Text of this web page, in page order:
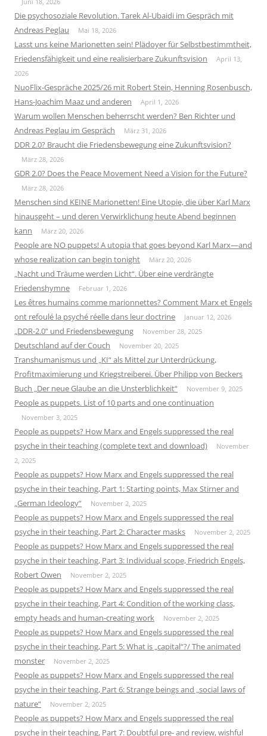
Die psychosoziale Revolution. Tarek Al-Ubaidi im Gespräch mit
Andreas Peglau
Mai 18, 2026
Lasst uns keine Marionetten sein! Plädoyer für Selbstbestimmtheit,
Friedensfähigkeit und eine realisierbare Zukunftsvision
April 13,
2026
NuoFlix-Gespräche 2025/26 mit Robert Stein, Henning Rosenbusch,
Hans-Joachim Maaz und anderen
April 1, 2026
Warum wollen Menschen beherrscht werden? Ben Richter und
Andreas Peglau im Gespräch
März 31, 2026
DDR 2.0? Braucht die Friedensbewegung eine Zukunftsvision?
März 28, 2026
GDR 2.0? Does the Peace Movement Need a Vision for the Future?
März 28, 2026
Menschen sind KEINE Marionetten! Eine Utopie, die über Karl Marx
hinausgeht – und deren Verwirklichung heute Abend beginnen
kann
März 20, 2026
People are NO puppets! A utopia that goes beyond Karl Marx—and
whose realization can begin tonight
März 20, 2026
„Nacht und Träume werden Licht“. Über eine verdrängte
Friedenshymne
Februar 1, 2026
Les êtres humains comme marionnettes? Comment Marx et Engels
ont refoulé la psyché réelle dans leur doctrine
Januar 12, 2026
„DDR-2.0“ und Friedensbewegung November 28, 2025
Deutschland auf der Couch November 20, 2025
Transhumanismus und „KI“ als Mittel zur Unterdrückung,
Profitmaximierung und Kriegstreiberei. Über Philipp von Beckers
Buch „Der neue Glaube an die Unsterblichkeit“
November 9, 2025
People as puppets. List of 10 parts and one continuation
November 3, 2025
People as puppets? How Marx and Engels suppressed the real
psyche in their teaching (complete text and download)
November
2, 2025
People as puppets? How Marx and Engels suppressed the real
psyche in their teaching, Part 1: Starting points, Max Stirner and
„German Ideology“
November 2, 2025
People as puppets? How Marx and Engels suppressed the real
psyche in their teaching, Part 2: Character masks
November 2, 2025
People as puppets? How Marx and Engels suppressed the real
psyche in their teaching, Part 3: Individual scope, Friedrich Engels,
Robert Owen
November 2, 2025
People as puppets? How Marx and Engels suppressed the real
psyche in their teaching, Part 4: Condition of the working class,
empty heads and human-creating work
November 2, 2025
People as puppets? How Marx and Engels suppressed the real
psyche in their teaching, Part 5: What is „capital“?/ The animated
monster
November 2, 2025
People as puppets? How Marx and Engels suppressed the real
psyche in their teaching, Part 6: Strange beings and „social laws of
nature“
November 2, 2025
People as puppets? How Marx and Engels suppressed the real
psyche in their teaching, Part 7: Doubtful pre- and review, wishful